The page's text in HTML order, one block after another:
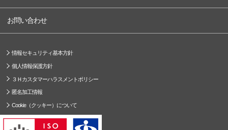
お問い合わせ
情報セキュリティ基本方針
個人情報保護方針
３Ｈカスタマーハラスメントポリシー
匿名加工情報
Cookie（クッキー）について